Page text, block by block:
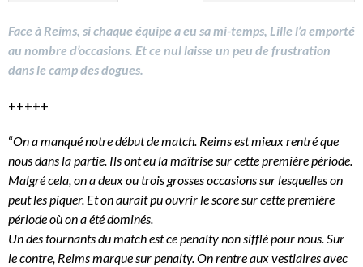
Face à Reims, si chaque équipe a eu sa mi-temps, Lille l’a emporté
au nombre d’occasions. Et ce nul laisse un peu de frustration
dans le camp des dogues.
+++++
“On a manqué notre début de match. Reims est mieux rentré que
nous dans la partie. Ils ont eu la maîtrise sur cette première période.
Malgré cela, on a deux ou trois grosses occasions sur lesquelles on
peut les piquer. Et on aurait pu ouvrir le score sur cette première
période où on a été dominés.
Un des tournants du match est ce penalty non sifflé pour nous. Sur
le contre, Reims marque sur penalty. On rentre aux vestiaires avec